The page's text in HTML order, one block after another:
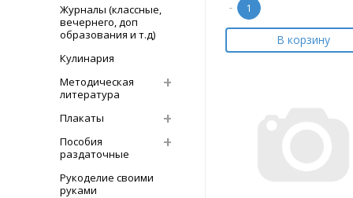
Журналы (классные,
вечернего, доп
образования и т.д)
Кулинария
Методическая
литература
Плакаты
Пособия
раздаточные
Рукоделие своими
руками
-
В корзину